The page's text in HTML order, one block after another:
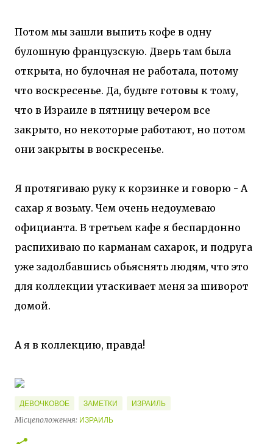
Потом мы зашли выпить кофе в одну
булошную французскую. Дверь там была
открыта, но булочная не работала, потому
что воскресенье. Да, будьте готовы к тому,
что в Израиле в пятницу вечером все
закрыто, но некоторые работают, но потом
они закрыты в воскресенье.
Я протягиваю руку к корзинке и говорю - А
сахар я возьму. Чем очень недоумеваю
официанта. В третьем кафе я беспардонно
распихиваю по карманам сахарок, и подруга
уже задолбавшись обьяснять людям, что это
для коллекции утаскивает меня за шиворот
домой.
А я в коллекцию, правда!
ДЕВОЧКОВОЕ ЗАМЕТКИ
ИЗРАИЛЬ
Місцеположення: ИЗРАИЛЬ